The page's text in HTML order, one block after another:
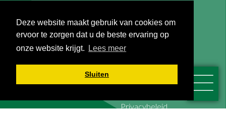
Deze website maakt gebruik van cookies om
ervoor te zorgen dat u de beste ervaring op
onze website krijgt.
Lees meer
Sluiten
Korte Kruisweg 157
2676 BS Maasdijk
T: +31 (0)174-526 100
nieuwsbrief
Algemene voorwaarden
Privacybeleid